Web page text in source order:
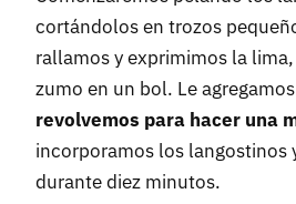
cortándolos en trozos
rallamos y exprimimos la
zumo en un bol. Le
revolvemos para hacer una
incorporamos los langostinos
durante diez minutos.